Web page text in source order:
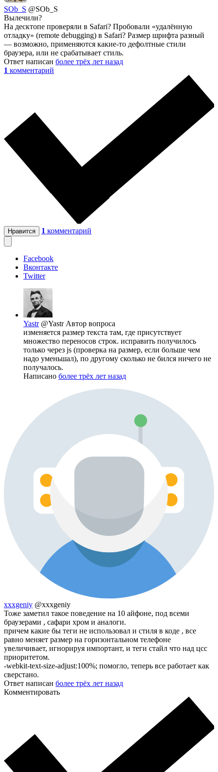
SOb_S @SOb_S
Вылечили?
На десктопе проверяли в Safari? Пробовали «удалённую
отладку» (remote debugging) в Safari? Размер шрифта разный
— возможно, применяются какие-то дефолтные стили
браузера, или не срабатывает стиль.
Ответ написан более трёх лет назад
1 комментарий
Нравится 1 комментарий
Facebook
Вконтакте
Twitter
Yastr @Yastr Автор вопроса
изменяется размер текста там, где присутствует
множество переносов строк. исправить получилось
только через js (проверка на размер, если больше чем
надо уменьшал), по другому сколько не бился ничего не
получалось.
Написано более трёх лет назад
xxxgeniy @xxxgeniy
Тоже заметил такое поведение на 10 айфоне, под всеми
браузерами , сафари хром и аналоги.
причем какие бы теги не использовал и стиля в коде , все
равно меняет размер на горизонтальном телефоне
увеличивает, игнорируя импортант, и теги стайл что над цсс
приоритетом.
-webkit-text-size-adjust:100%; помогло, теперь все работает как
сверстано.
Ответ написан более трёх лет назад
Комментировать